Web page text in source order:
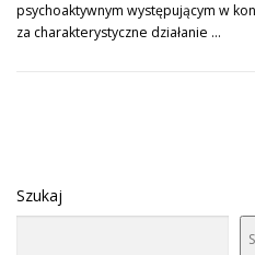
psychoaktywnym występującym w
za charakterystyczne działanie …
Szukaj